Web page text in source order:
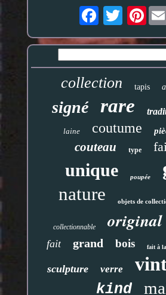
collection tapis
signé rare
laine coutume
couteau type
unique poupée
nature objets de
collectionnable original
fait grand bois fait à
sculpture verre
kind